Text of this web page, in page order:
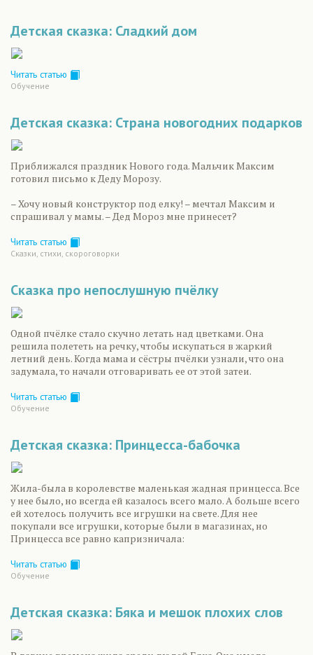
Детская сказка: Сладкий дом
Читать статью
Обучение
Детская сказка: Страна новогодних подарков
Приближался праздник Нового года. Мальчик Максим
готовил письмо к Деду Морозу.
– Хочу новый конструктор под елку! – мечтал Максим и
спрашивал у мамы. – Дед Мороз мне принесет?
Читать статью
Сказки, стихи, скороговорки
Сказка про непослушную пчёлку
Одной пчёлке стало скучно летать над цветками. Она
решила полететь на речку, чтобы искупаться в жаркий
летний день. Когда мама и сёстры пчёлки узнали, что она
задумала, то начали отговаривать ее от этой затеи.
Читать статью
Обучение
Детская сказка: Принцесса-бабочка
Жила-была в королевстве маленькая жадная принцесса. Все
у нее было, но всегда ей казалось всего мало. А больше всего
ей хотелось получить все игрушки на свете. Для нее
покупали все игрушки, которые были в магазинах, но
Принцесса все равно капризничала:
Читать статью
Обучение
Детская сказка: Бяка и мешок плохих слов